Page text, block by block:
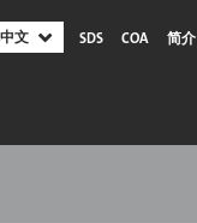
文 SDS COA 简介